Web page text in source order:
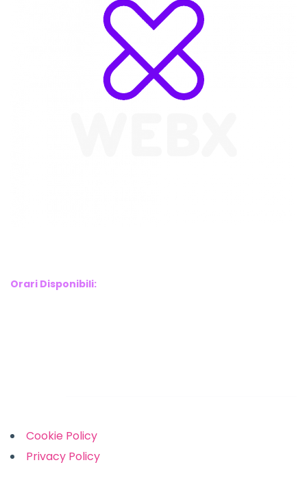
Orari Disponibili:
Cookie Policy
Privacy Policy